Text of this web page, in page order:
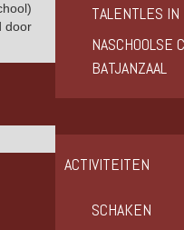
door
TALENTLES IN
NASCHOOLSE
BATJANZAAL
ACTIVITEITEN
SCHAKEN